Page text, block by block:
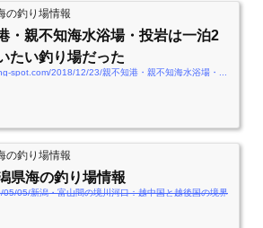
の釣り場情報
・親不知海水浴場・投岩は一泊2
たい釣り場だった
の釣り場情報
県海の釣り場情報
05/新潟・富山間の境川河口：越中国と越後国の境界